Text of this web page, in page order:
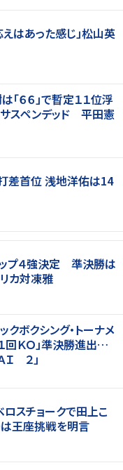
はあった感じ」松山英
「６６」で暫定１１位浮
スペンデッド 平田憲
差首位 浅地洋佑は14
ップ４強決定 準決勝は
カ対凍雅
クボクシング・トーナメ
１回ＫＯ」準決勝進出…
Ｉ ２」
ロスチョークで田上こ
は王座挑戦を明言